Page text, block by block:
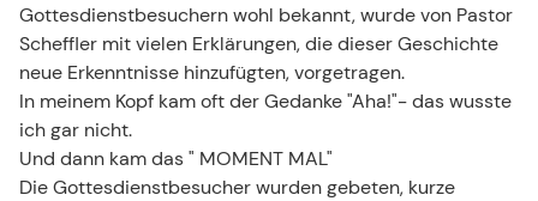
Gottesdienstbesuchern wohl bekannt, wurde von Pastor
Scheffler mit vielen Erklärungen, die dieser Geschichte
neue Erkenntnisse hinzufügten, vorgetragen.
In meinem Kopf kam oft der Gedanke "Aha!"- das wusste
ich gar nicht.
Und dann kam das " MOMENT MAL"
Die Gottesdienstbesucher wurden gebeten, kurze